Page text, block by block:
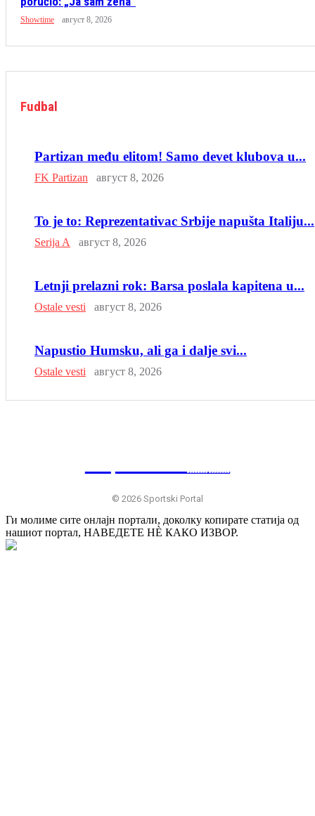
Showtime август 8, 2026
Fudbal
Partizan među elitom! Samo devet klubova u...
FK Partizan август 8, 2026
To je to: Reprezentativac Srbije napušta Italiju...
Serija A август 8, 2026
Letnji prelazni rok: Barsa poslala kapitena u...
Ostale vesti август 8, 2026
Napustio Humsku, ali ga i dalje svi...
Ostale vesti август 8, 2026
© 2026 Sportski Portal
Ги молиме сите онлајн портали, доколку копирате статија од
нашиот портал, НАВЕДЕТЕ НÈ КАКО ИЗВОР.